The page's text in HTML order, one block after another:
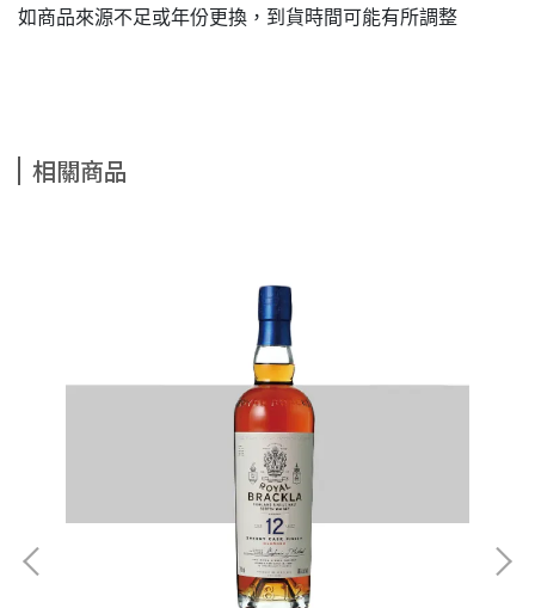
如商品來源不足或年份更換，到貨時間可能有所調整
相關商品